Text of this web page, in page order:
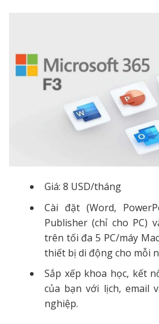
Giá: 8 USD/tháng
Cài đặt (Word,
Publisher (chỉ cho PC)
trên tối đa 5 PC/máy
thiết bị di động cho mỗi
Sắp xếp khoa học, kết
của bạn với lịch, email
nghiệp.